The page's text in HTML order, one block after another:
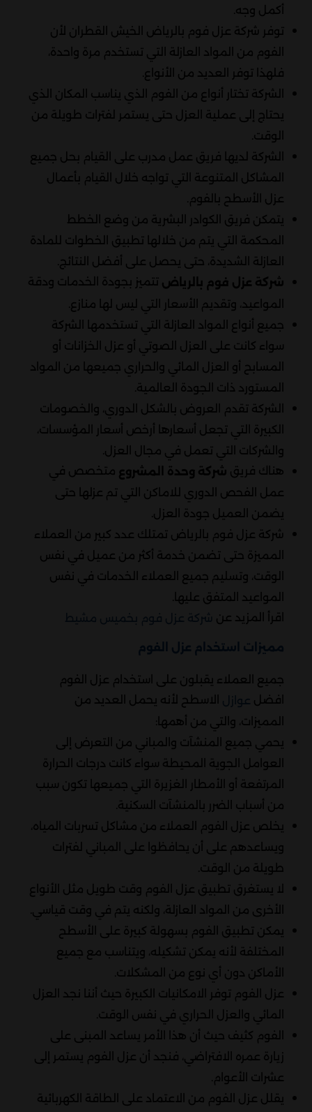
أكمل وجه.
توفر شركة عزل فوم بالرياض الخيش القطران لأن
الفوم من المواد العازلة التي تستخدم مرة واحدة،
فلهذا توفر العديد من الأنواع.
الشركة تختار أنواع من الفوم الذي يناسب المكان الذي
يحتاج إلى عملية العزل حتى يستمر لفترات طويلة من
الوقت.
الشركة لديها فريق عمل مدرب على القيام بحل جميع
المشاكل المتنوعة التي تواجه خلال القيام بأعمال
عزل الأسطح بالفوم.
يتمكن فريق الكوادر البشرية من وضع الخطط
المحكمة التي يتم من خلالها تطبيق الخطوات للمادة
العازلة الشديدة، حتى يحصل على أفضل النتائج.
شركة عزل فوم بالرياض تتميز بجودة الخدمات ودقة
المواعيد، وتقديم الأسعار التي ليس لها منازع.
جميع أنواع المواد العازلة التي تستخدمها الشركة
سواء كانت على العزل الصوتي أو عزل الخزانات أو
المسابح أو العزل المائي والحراري جميعها من المواد
المستورد ذات الجودة العالمية.
الشركة تقدم العروض بالشكل الدوري، والخصومات
الكبيرة التي تجعل أسعارها أرخص أسعار المؤسسات،
والشركات التي تعمل في مجال العزل.
هناك فريق شركة وحدة المشروع متخصص في
عمل الفحص الدوري للاماكن التي تم عزلها حتى
يضمن العميل جودة العزل.
شركة عزل فوم بالرياض تمتلك عدد كبير من العملاء
المميزة حتى تضمن خدمة أكثر من عميل في نفس
الوقت، وتسليم جميع العملاء الخدمات في نفس
المواعيد المتفق عليها.
اقرأ المزيد عن
مميزات استخدام عزل الفوم
جميع العملاء يقبلون على استخدام عزل الفوم
افضل
الاسطح لأنه يحمل العديد من
المميزات، والتي من أهمها:
يحمي جميع المنشآت والمباني من التعرض إلى
العوامل الجوية المحيطة سواء كانت درجات الحرارة
المرتفعة أو الأمطار الغزيرة التي جميعها تكون سبب
من أسباب الضرر بالمنشآت السكنية.
يخلص عزل الفوم العملاء من مشاكل تسربات المياه،
ويساعدهم على أن يحافظوا على المباني لفترات
طويلة من الوقت.
لا يستغرق تطبيق عزل الفوم وقت طويل مثل الأنواع
الأخرى من المواد العازلة، ولكنه يتم في وقت قياسي.
يمكن تطبيق الفوم بسهولة كبيرة على الأسطح
المختلفة لأنه يمكن تشكيله، ويتناسب مع جميع
الأماكن دون أي نوع من المشكلات.
عزل الفوم توفر الامكانيات الكبيرة حيث أننا نجد العزل
المائي والعزل الحراري في نفس الوقت.
الفوم كثيف حيث أن هذا الأمر يساعد المبنى على
زيارة عمره الافتراضي، فنجد أن عزل الفوم يستمر إلى
عشرات الأعوام.
يقلل عزل الفوم من الاعتماد على الطاقة الكهربائية